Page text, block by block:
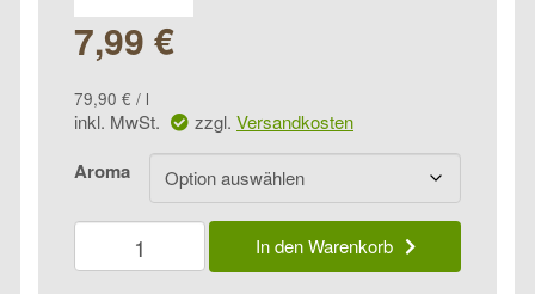
7,99 €
79,90 € / l
inkl. MwSt. zzgl. Versandkosten
Aroma
Delphin
Snax
In den Warenkorb